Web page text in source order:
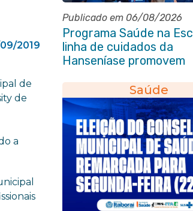
2019
de
de
a
Publicado em 06/08/2026
Programa Saúde na
linha de cuidados da
Hanseníase promovem
hanseníase na E.M
Magalhães Seabra
Saúde